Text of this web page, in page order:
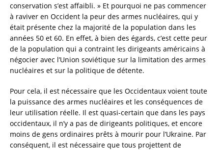
conservation s’est affaibli. » Et pourquoi ne pas commencer
à raviver en Occident la peur des armes nucléaires, qui y
était présente chez la majorité de la population dans les
années 50 et 60. En effet, à bien des égards, c’est cette peur
de la population qui a contraint les dirigeants américains à
négocier avec l’Union soviétique sur la limitation des armes
nucléaires et sur la politique de détente.
Pour cela, il est nécessaire que les Occidentaux voient toute
la puissance des armes nucléaires et les conséquences de
leur utilisation réelle. Il est quasi-certain que dans les pays
occidentaux, il n’y a pas de dirigeants politiques, et encore
moins de gens ordinaires prêts à mourir pour l’Ukraine. Par
conséquent, il est nécessaire que tous projettent de